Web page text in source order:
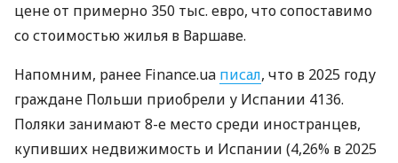
цене от примерно 350 тыс. евро, что сопоставимо
со стоимостью жилья в Варшаве.
Напомним, ранее Finance.ua писал, что в 2025 году
граждане Польши приобрели у Испании 4136.
Поляки занимают 8-е место среди иностранцев,
купивших недвижимость и Испании (4,26% в 2025